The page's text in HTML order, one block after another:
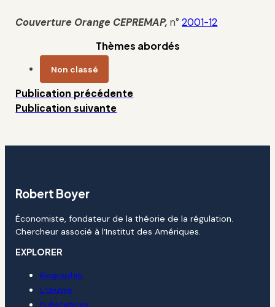
Couverture Orange CEPREMAP, n°2001-12
Thèmes abordés
Non classé
Publication précédente
Publication suivante
Robert Boyer
Économiste, fondateur de la théorie de la régulation.
Chercheur associé à l’Institut des Amériques.
EXPLORER
Biographie
L’œuvre
Publications